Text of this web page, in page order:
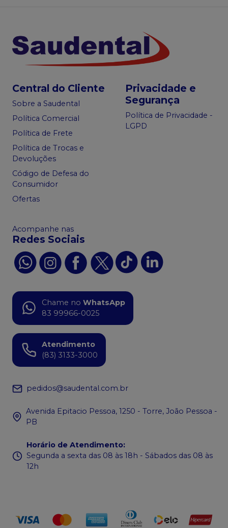
Central do Cliente
Sobre a Saudental
Política Comercial
Política de Frete
Política de Trocas e
Devoluções
Código de Defesa do
Consumidor
Ofertas
Privacidade e
Segurança
Política de Privacidade -
LGPD
Acompanhe nas
Redes Sociais
Chame no WhatsApp
83 99966-0025
Atendimento
(83) 3133-3000
pedidos@saudental.com.br
Avenida Epitacio Pessoa, 1250 - Torre, João Pessoa -
PB
Horário de Atendimento:
Segunda a sexta das 08 às 18h - Sábados das 08 às
12h